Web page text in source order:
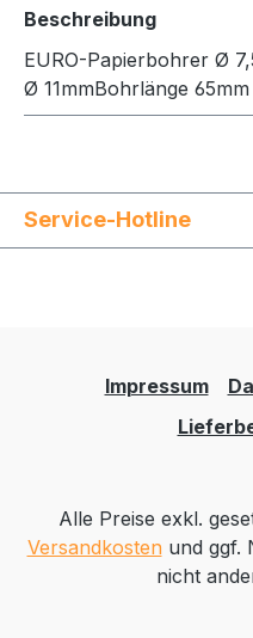
Beschreibung
EURO-Papierbohrer Ø
Ø 11mmBohrlänge
Service-Hotline
Impressum
Alle Preise exkl.
Versandkosten und ggf.
nicht